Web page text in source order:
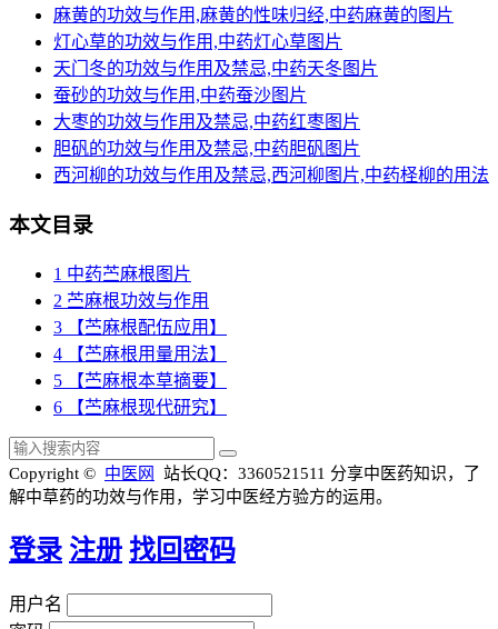
麻黄的功效与作用,麻黄的性味归经,中药麻黄的图片
灯心草的功效与作用,中药灯心草图片
天门冬的功效与作用及禁忌,中药天冬图片
蚕砂的功效与作用,中药蚕沙图片
大枣的功效与作用及禁忌,中药红枣图片
胆矾的功效与作用及禁忌,中药胆矾图片
西河柳的功效与作用及禁忌,西河柳图片,中药柽柳的用法
本文目录
1 中药苎麻根图片
2 苎麻根功效与作用
3 【苎麻根配伍应用】
4 【苎麻根用量用法】
5 【苎麻根本草摘要】
6 【苎麻根现代研究】
Copyright © 中医网 站长QQ：3360521511 分享中医药知识，了
解中草药的功效与作用，学习中医经方验方的运用。
登录 注册 找回密码
用户名